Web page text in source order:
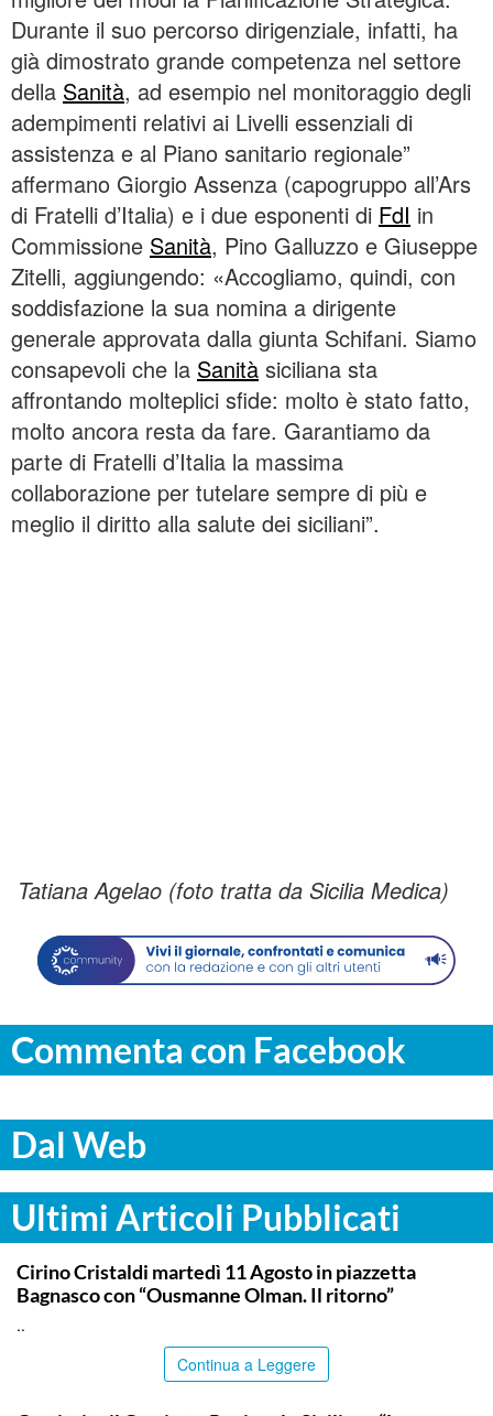
Durante il suo percorso dirigenziale, infatti, ha
già dimostrato grande competenza nel settore
della Sanità, ad esempio nel monitoraggio degli
adempimenti relativi ai Livelli essenziali di
assistenza e al Piano sanitario regionale”
affermano Giorgio Assenza (capogruppo all’Ars
di Fratelli d’Italia) e i due esponenti di FdI in
Commissione Sanità, Pino Galluzzo e Giuseppe
Zitelli, aggiungendo: «Accogliamo, quindi, con
soddisfazione la sua nomina a dirigente
generale approvata dalla giunta Schifani. Siamo
consapevoli che la Sanità siciliana sta
affrontando molteplici sfide: molto è stato fatto,
molto ancora resta da fare. Garantiamo da
parte di Fratelli d’Italia la massima
collaborazione per tutelare sempre di più e
meglio il diritto alla salute dei siciliani”.
Tatiana Agelao (foto tratta da Sicilia Medica)
Commenta con Facebook
Dal Web
Ultimi Articoli Pubblicati
COMMUNITY
Cirino Cristaldi martedì 11 Agosto in piazzetta
Bagnasco con “Ousmanne Olman. Il ritorno”
..
Continua a Leggere